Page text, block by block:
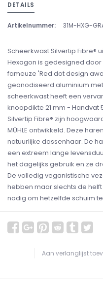
DETAILS
Artikelnummer: 31M-HXG-
Scheerkwast Silvertip Fibre®
Hexagon is gedesigned door
fameuze 'Red dot design
geanodiseerd aluminium
scheerkwast heeft een
knoopdikte 21 mm - Handvat
Silvertip Fibre® zijn
MÜHLE ontwikkeld. Deze
natuurlijke dassenhaar. De
een extreem lange
het dagelijks gebruik en ze
De volledig veganistische
hebben maar slechts de
nodig om hetzelfde schuim
Aan verlanglijst